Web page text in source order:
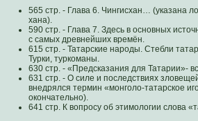
565 стр. - Глава 6. Чингисхан… (указана
хана).
590 стр. - Глава 7. Здесь в основных
с самых древнейших времён.
615 стр. - Татарские народы. Стебли
Турки, туркоманы.
630 стр. - «Предсказания для Татарии»-
631 стр. - О силе и последствиях
внедрялся термин «монголо-татарское
окончательно).
641 стр. К вопросу об этимологии слова